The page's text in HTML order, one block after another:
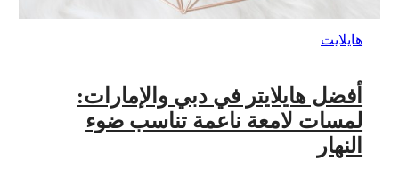
هايلايت
أفضل هايلايتر في دبي والإمارات:
لمسات لامعة ناعمة تناسب ضوء
النهار